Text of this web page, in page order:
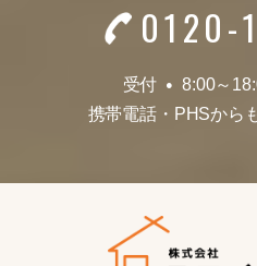
0120-
受付 ●
8:00～
携帯電話・ PHSから